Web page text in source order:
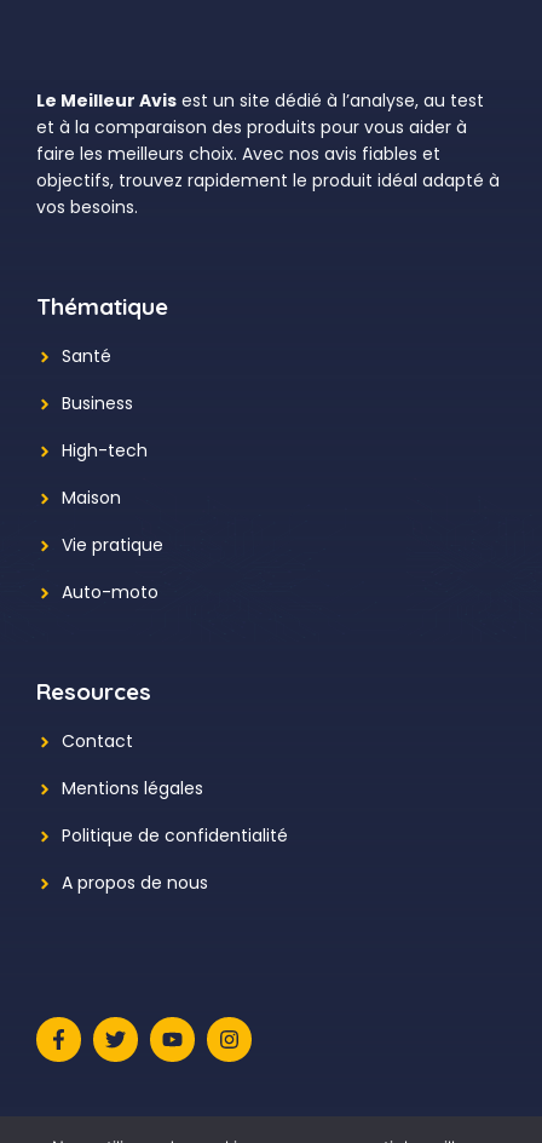
Le Meilleur Avis est un site dédié à l’analyse, au test
et à la comparaison des produits pour vous aider à
faire les meilleurs choix. Avec nos avis fiables et
objectifs, trouvez rapidement le produit idéal adapté à
vos besoins.
Thématique
Santé
Business
High-tech
Maison
Vie pratique
Auto-moto
Resources
Contact
Mentions légales
Politique de confidentialité
A propos de nous